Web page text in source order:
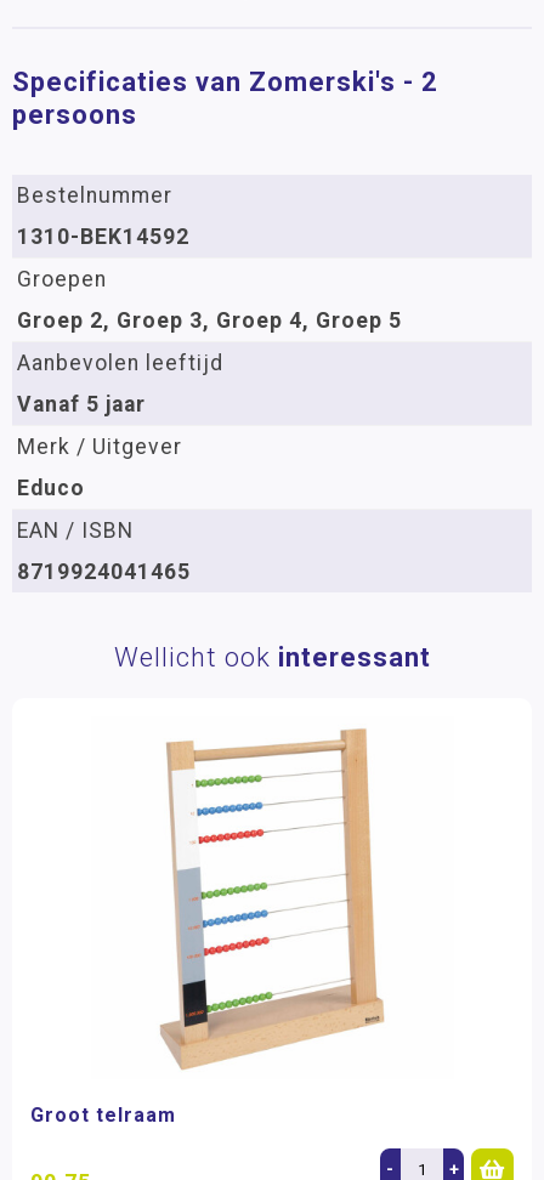
Specificaties van Zomerski's - 2
persoons
Bestelnummer
1310-BEK14592
Groepen
Groep 2, Groep 3, Groep 4, Groep 5
Aanbevolen leeftijd
Vanaf 5 jaar
Merk / Uitgever
Educo
EAN / ISBN
8719924041465
Wellicht ook interessant
Groot telraam
- +